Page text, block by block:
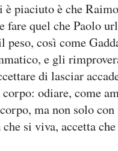
è piaciuto è che
fare quel che Paolo
peso, così come
e gli
di lasciar
odiare, come
ma non solo
si viva, accetta